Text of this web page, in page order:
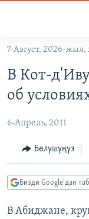
Навигацияга
өтүңүз
Издөөгө
салыңыз
КЫРГЫЗСТАН
КЫРГЫЗСТАН
САЯСАТ
ЭКОНОМИКА
ДҮЙНӨ
ДҮЙНӨ
БОРБОР АЗИЯ
УКРАИНА
АТАЙЫН
БҮГҮН АЗАТТЫКТА
ЭКСПЕРТТЕР
ПОДКАСТ
ӨЗГӨЧӨ ПИКИР
7-Август, 2026-
В Кот-
об
6-Апрель, 2011
Бөлүшүңүз
Бизди Google'дан
В Абиджане,